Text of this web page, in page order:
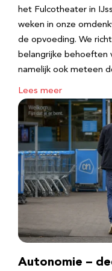
het Fulcotheater in
weken in onze
de opvoeding. We
belangrijke behoeften
namelijk ook meteen
Lees meer
Autonomie –